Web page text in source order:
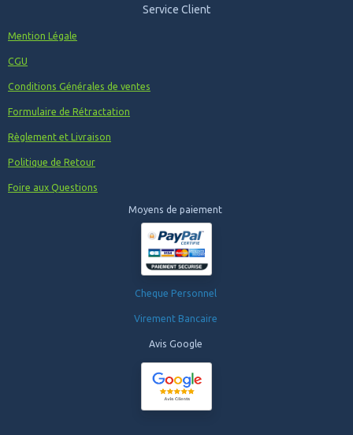
Service Client
Mention Légale
CGU
Conditions Générales de ventes
Formulaire de Rétractation
Règlement et Livraison
Politique de Retour
Foire aux Questions
Moyens de paiement
Cheque Personnel
Virement Bancaire
Avis Google